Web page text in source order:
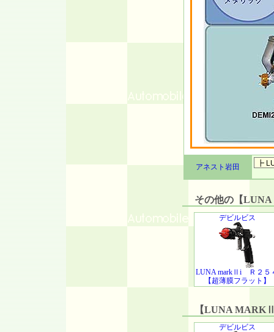
アネスト岩田
その他の【LUNA
デビルビス
LUNA markⅡi Ｒ２５
【超薄膜フラット】
【LUNA MARKⅡ
デビルビス